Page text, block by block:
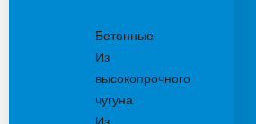
Бетонные
Из
высокопрочного
чугуна